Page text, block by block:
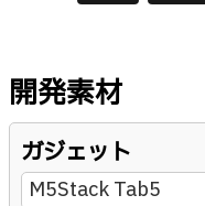
開発素材
ガジェット
M5Stack Tab5